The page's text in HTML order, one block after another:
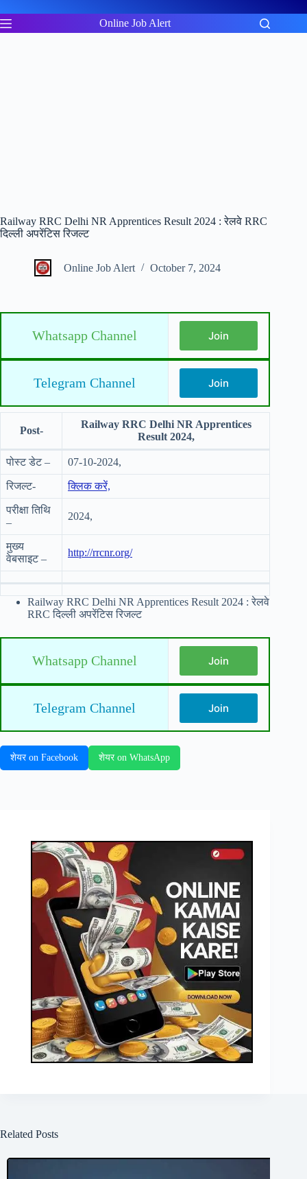
to
content
Online Job Alert
Railway RRC Delhi NR Apprentices Result 2024 : रेलवे RRC
दिल्ली अपरेंटिस रिजल्ट
Online Job Alert October 7, 2024
Whatsapp Channel Join
Telegram Channel Join
Post-
Railway RRC Delhi NR Apprentices
Result 2024,
पोस्ट डेट – 07-10-2024,
रिजल्ट- क्लिक करें,
परीक्षा तिथि
–
2024,
मुख्य
वेबसाइट –
http://rrcnr.org/
Railway RRC Delhi NR Apprentices Result 2024 : रेलवे
RRC दिल्ली अपरेंटिस रिजल्ट
Whatsapp Channel Join
Telegram Channel Join
शेयर on Facebook शेयर on WhatsApp
Related Posts